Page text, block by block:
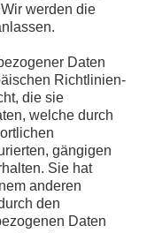
werden die
Daten
Richtlinien-
die sie
welche durch
gängigen
Sie hat
anderen
den
Daten